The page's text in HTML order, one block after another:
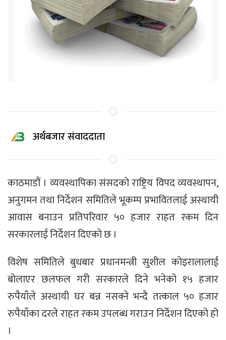
अर्थबजार संवाददाता
काठमाडौं । व्यवस्थापिका संसदको राष्ट्रिय विपद व्यवस्थापन,
अनुगमन तथा निर्देशन समितिले भूकम्प प्रभावितलाई अस्थायी
आवास बनाउन प्रतिपरिवार ५० हजार राहत रकम दिन
सरकारलाई निर्देशन दिएको छ ।
विशेष समितिले बुधबार प्रधानमन्त्री सुशील कोइरालालाई
बोलाएर छलफल गरी सरकारले दिने भनेको १५ हजार
रुपैयाँले अस्थायी घर बन्न नसक्ने भन्दै तत्काल ५० हजार
रुपैयाँका दरले राहत रकम उपलब्ध गराउन निर्देशन दिएको हो
।